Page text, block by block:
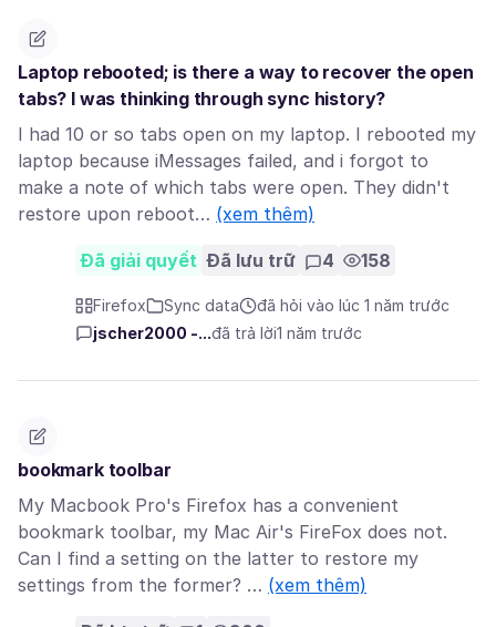
Laptop rebooted; is there a way to recover the open
tabs? I was thinking through sync history?
I had 10 or so tabs open on my laptop. I rebooted my
laptop because iMessages failed, and i forgot to
make a note of which tabs were open. They didn't
restore upon reboot… (xem thêm)
Đã giải quyết Đã lưu trữ 4 158
Firefox Sync data
đã hỏi vào lúc 1 năm trước
jscher2000 -...đã trả lời1 năm trước
bookmark toolbar
My Macbook Pro's Firefox has a convenient
bookmark toolbar, my Mac Air's FireFox does not.
Can I find a setting on the latter to restore my
settings from the former? … (xem thêm)